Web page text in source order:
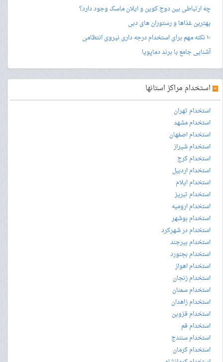
چه ارتباطی بین دوج کوین و ایلان ماسک وجود دارد؟
بهترین غذاها و رستوران های دبی
۱۰ نکته مهم برای استخدام درجه داری نیروی انتظامی
آشنایی جامع با برند دماپویا
» استخدام مراکز استانها
استخدام تهران
استخدام مشهد
استخدام اصفهان
استخدام شیراز
استخدام کرج
استخدام اردبیل
استخدام ایلام
استخدام تبریز
استخدام ارومیه
استخدام بوشهر
استخدام در شهرکرد
استخدام بیرجند
استخدام بجنورد
استخدام اهواز
استخدام زنجان
استخدام سمنان
استخدام زاهدان
استخدام قزوین
استخدام قم
استخدام سنندج
استخدام کرمان